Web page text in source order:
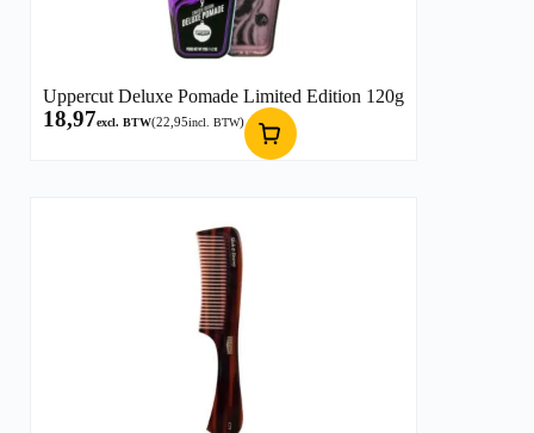
Uppercut Deluxe Pomade Limited Edition 120g
18,97excl. BTW(22,95incl. BTW)